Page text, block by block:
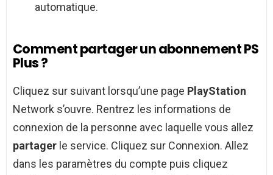
automatique.
Comment partager un abonnement PS
Plus ?
Cliquez sur suivant lorsqu’une page PlayStation
Network s’ouvre. Rentrez les informations de
connexion de la personne avec laquelle vous allez
partager le service. Cliquez sur Connexion. Allez
dans les paramètres du compte puis cliquez